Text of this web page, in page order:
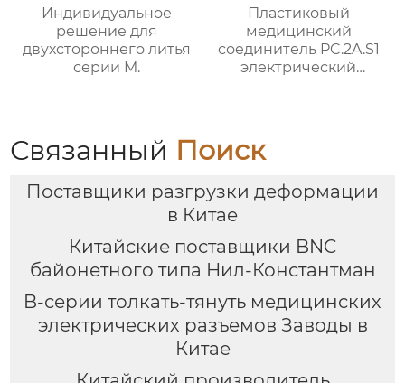
Индивидуальное
решение для
двухстороннего литья
серии M.
Пластиковый
медицинский
соединитель PC.2A.S1
электрический
Связанный Поиск
Поставщики разгрузки деформации
в Китае
Китайские поставщики BNC
байонетного типа Нил-Константман
B-серии толкать-тянуть медицинских
электрических разъемов Заводы в
Китае